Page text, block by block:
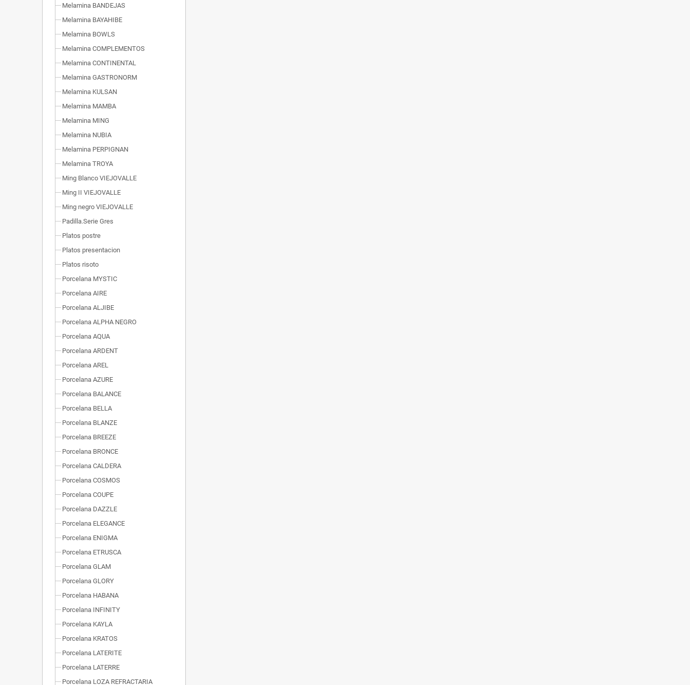
Melamina BANDEJAS
Melamina BAYAHIBE
Melamina BOWLS
Melamina COMPLEMENTOS
Melamina CONTINENTAL
Melamina GASTRONORM
Melamina KULSAN
Melamina MAMBA
Melamina MING
Melamina NUBIA
Melamina PERPIGNAN
Melamina TROYA
Ming Blanco VIEJOVALLE
Ming II VIEJOVALLE
Ming negro VIEJOVALLE
Padilla.Serie Gres
Platos postre
Platos presentacion
Platos risoto
Porcelana MYSTIC
Porcelana AIRE
Porcelana ALJIBE
Porcelana ALPHA NEGRO
Porcelana AQUA
Porcelana ARDENT
Porcelana AREL
Porcelana AZURE
Porcelana BALANCE
Porcelana BELLA
Porcelana BLANZE
Porcelana BREEZE
Porcelana BRONCE
Porcelana CALDERA
Porcelana COSMOS
Porcelana COUPE
Porcelana DAZZLE
Porcelana ELEGANCE
Porcelana ENIGMA
Porcelana ETRUSCA
Porcelana GLAM
Porcelana GLORY
Porcelana HABANA
Porcelana INFINITY
Porcelana KAYLA
Porcelana KRATOS
Porcelana LATERITE
Porcelana LATERRE
Porcelana LOZA REFRACTARIA